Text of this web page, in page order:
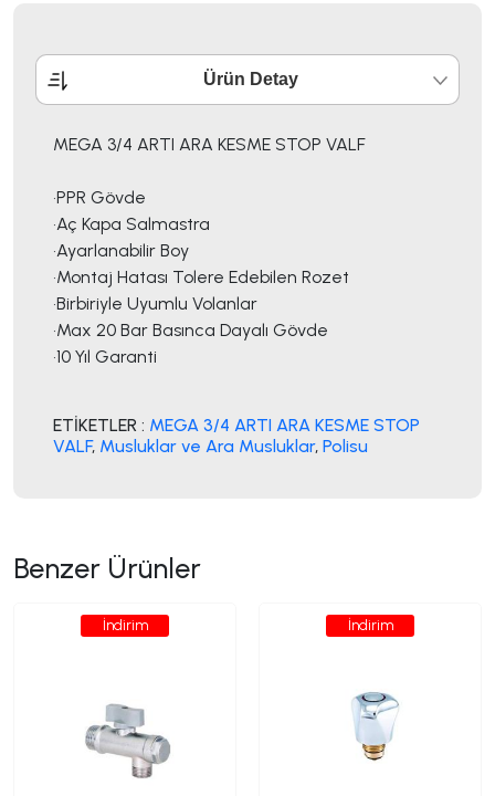
Ürün Detay
MEGA 3/4 ARTI ARA KESME STOP VALF
•PPR Gövde
•Aç Kapa Salmastra
•Ayarlanabilir Boy
•Montaj Hatası Tolere Edebilen Rozet
•Birbiriyle Uyumlu Volanlar
•Max 20 Bar Basınca Dayalı Gövde
•10 Yıl Garanti
ETİKETLER : MEGA 3/4 ARTI ARA KESME STOP
VALF, Musluklar ve Ara Musluklar, Polisu
Benzer Ürünler
İndirim İndirim